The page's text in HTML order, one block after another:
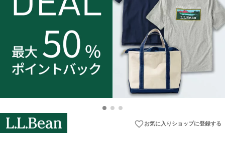
favorite_borderお気に入りショップに登録する